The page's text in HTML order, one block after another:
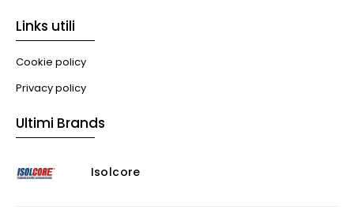
Links utili
Cookie policy
Privacy policy
Ultimi Brands
Isolcore